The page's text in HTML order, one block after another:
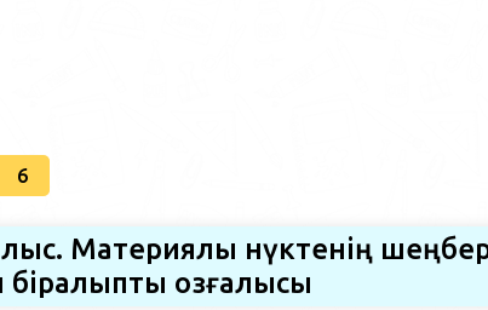
6
Материялық нүктенiң
қозғалысы